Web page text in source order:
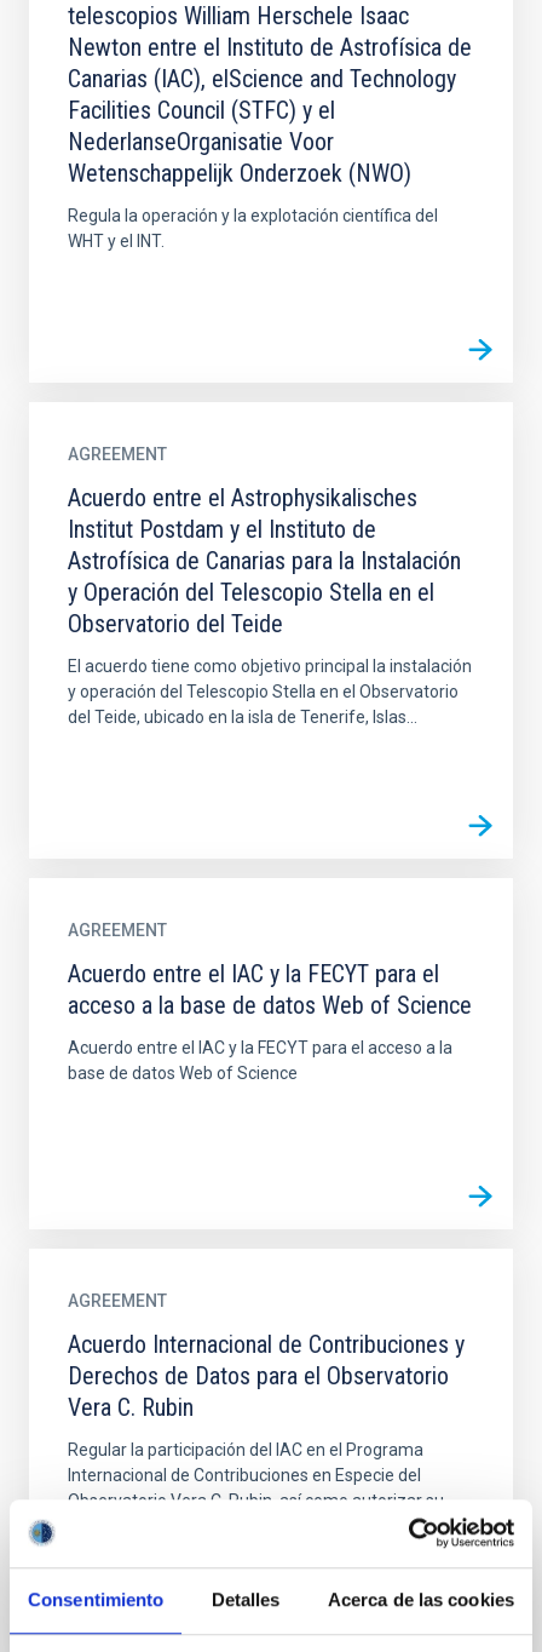
Consentimiento Detalles Acerca de las cookies
telescopios William Herschele Isaac
Newton entre el Instituto de Astrofísica de
Canarias (IAC), elScience and Technology
Facilities Council (STFC) y el
NederlanseOrganisatie Voor
Wetenschappelijk Onderzoek (NWO)
Regula la operación y la explotación científica del
WHT y el INT.
AGREEMENT
Acuerdo entre el Astrophysikalisches
Institut Postdam y el Instituto de
Astrofísica de Canarias para la Instalación
y Operación del Telescopio Stella en el
Observatorio del Teide
El acuerdo tiene como objetivo principal la instalación
y operación del Telescopio Stella en el Observatorio
del Teide, ubicado en la isla de Tenerife, Islas...
AGREEMENT
Acuerdo entre el IAC y la FECYT para el
acceso a la base de datos Web of Science
Acuerdo entre el IAC y la FECYT para el acceso a la
base de datos Web of Science
AGREEMENT
Acuerdo Internacional de Contribuciones y
Derechos de Datos para el Observatorio
Vera C. Rubin
Regular la participación del IAC en el Programa
Internacional de Contribuciones en Especie del
Observatorio Vera C. Rubin, así como autorizar su